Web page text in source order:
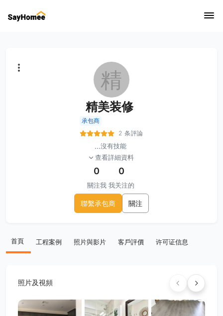
精
精美装修
承包商
2 条評論
...沒有技能
查看詳細資料
0
關注我
0
我关注的
聯繫承包商 關注
首頁 工程案例 照片與影片 客戶評價 许可证信息
照片及視頻